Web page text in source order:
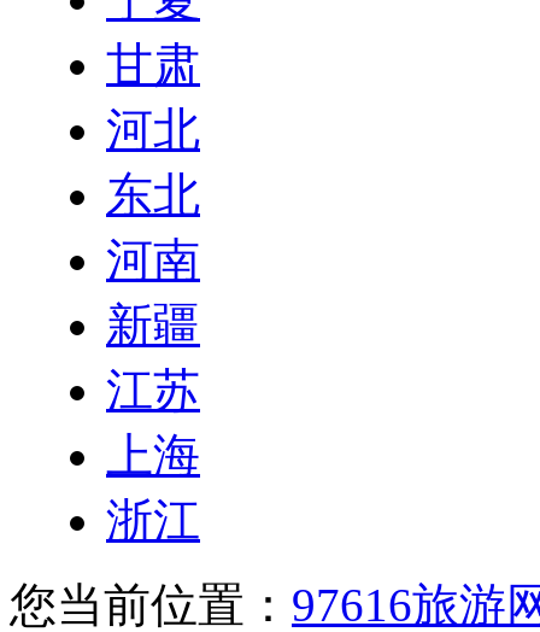
甘肃
河北
东北
河南
新疆
江苏
上海
浙江
您当前位置： 97616旅游